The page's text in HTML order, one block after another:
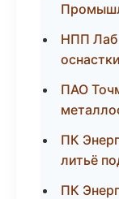
НПП Лаб
ПАО
ПК
литьё
ПК